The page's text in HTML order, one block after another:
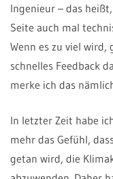
Ingenieur – das
Seite auch mal
Wenn es zu viel
schnelles Feedback
merke ich das
In letzter Zeit habe
mehr das Gefühl,
getan wird, die